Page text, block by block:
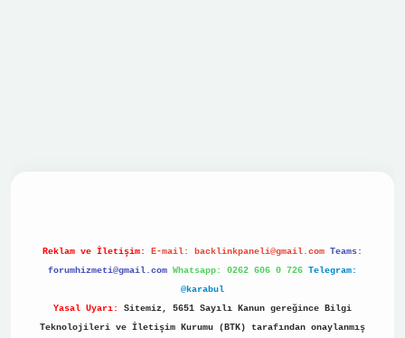
Reklam ve İletişim: E-mail: backlinkpaneli@gmail.com Teams:
forumhizmeti@gmail.com Whatsapp: 0262 606 0 726 Telegram:
@karabul
Yasal Uyarı:
Sitemiz, 5651 Sayılı Kanun gereğince Bilgi
Teknolojileri ve İletişim Kurumu (BTK) tarafından onaylanmış